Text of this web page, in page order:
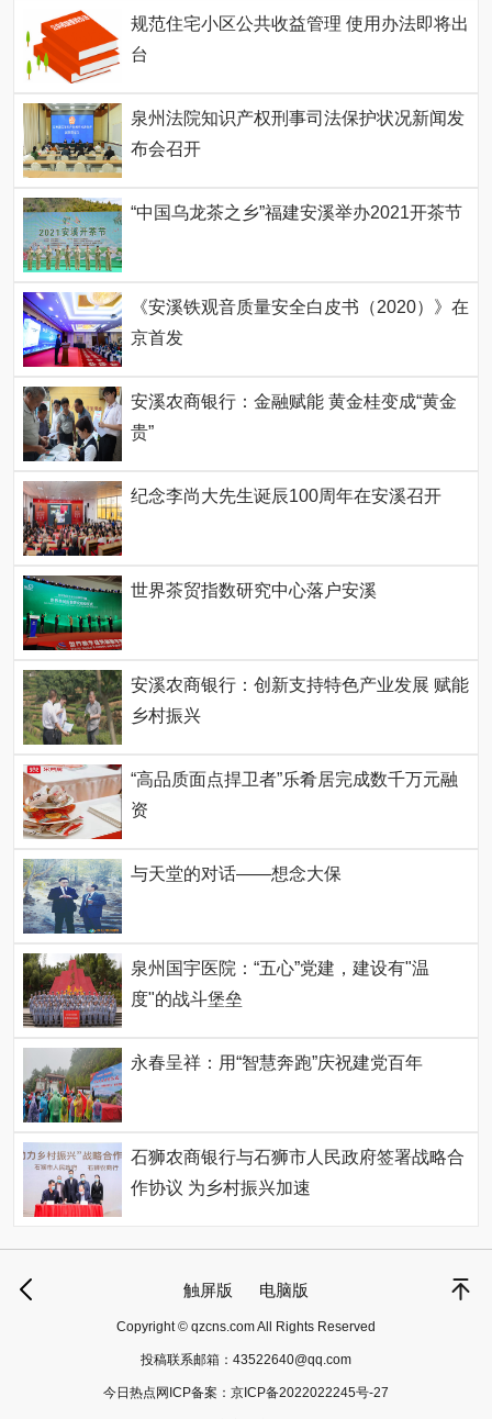
规范住宅小区公共收益管理 使用办法即将出
台
泉州法院知识产权刑事司法保护状况新闻发
布会召开
“中国乌龙茶之乡”福建安溪举办2021开茶节
《安溪铁观音质量安全白皮书（2020）》在
京首发
安溪农商银行：金融赋能 黄金桂变成“黄金
贵”
纪念李尚大先生诞辰100周年在安溪召开
世界茶贸指数研究中心落户安溪
安溪农商银行：创新支持特色产业发展 赋能
乡村振兴
“高品质面点捍卫者”乐肴居完成数千万元融
资
与天堂的对话——想念大保
泉州国宇医院：“五心”党建，建设有"温
度"的战斗堡垒
永春呈祥：用“智慧奔跑”庆祝建党百年
石狮农商银行与石狮市人民政府签署战略合
作协议 为乡村振兴加速
触屏版 电脑版
Copyright © qzcns.com All Rights Reserved
投稿联系邮箱： 43522640@qq.com
今日热点网ICP备案： 京ICP备2022022245号-27